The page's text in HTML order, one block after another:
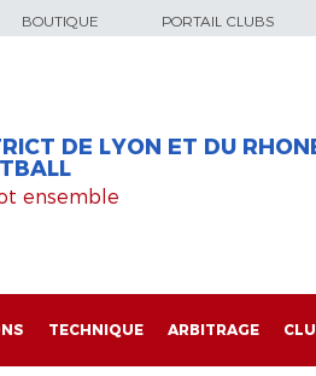
BOUTIQUE PORTAIL CLUBS
DE LYON ET DU
ensemble
TECHNIQUE ARBITRAGE